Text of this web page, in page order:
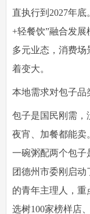
直执行到2027年
+轻餐饮”融合发
多元业态，消费场
着变大。
本地需求对包子品
包子是国民刚需，
夜宵、加餐都能卖
一碗粥配两个包子
团德州市委刚启动
的青年主理人，
选树100家榜样店